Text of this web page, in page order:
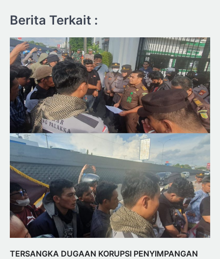
Berita Terkait :
TERSANGKA DUGAAN KORUPSI PENYIMPANGAN